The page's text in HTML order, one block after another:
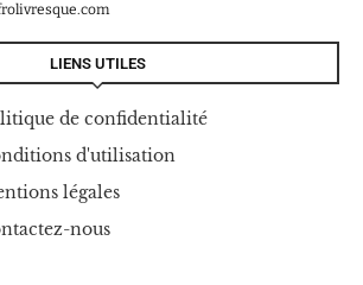
LIENS UTILES
de confidentialité
d'utilisation
légales
nous